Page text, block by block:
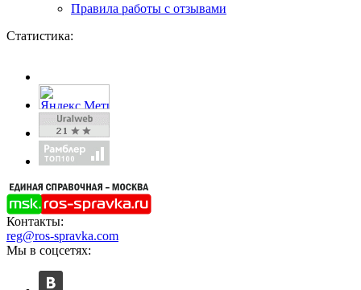
Правила работы с отзывами
Статистика:
Контакты:
reg@ros-spravka.com
Мы в соцсетях: